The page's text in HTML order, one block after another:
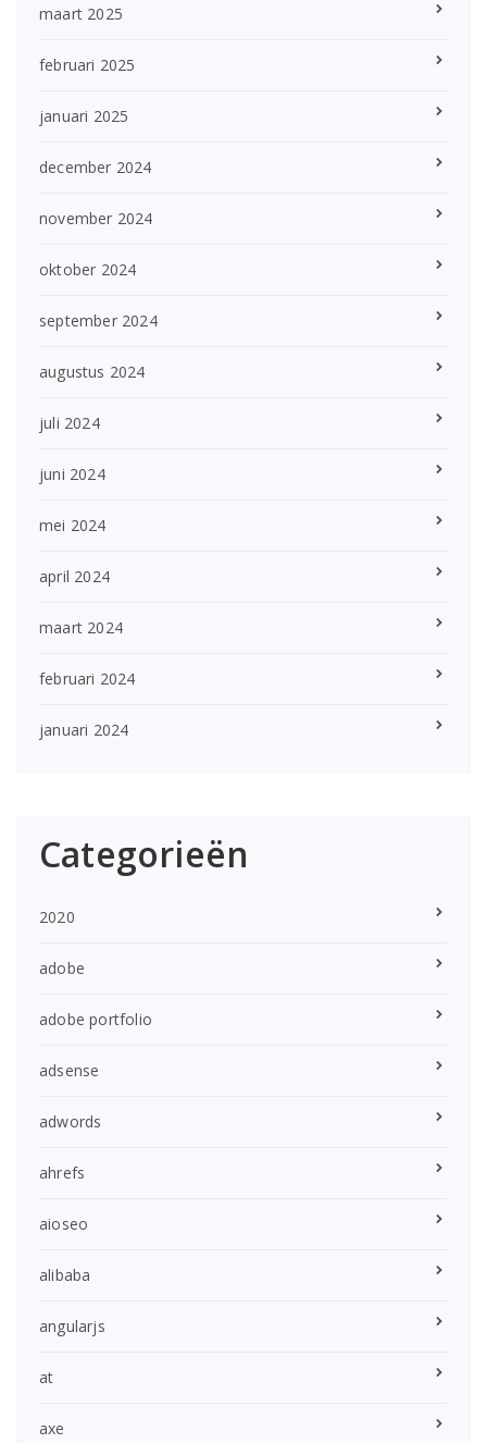
maart 2025
februari 2025
januari 2025
december 2024
november 2024
oktober 2024
september 2024
augustus 2024
juli 2024
juni 2024
mei 2024
april 2024
maart 2024
februari 2024
januari 2024
Categorieën
2020
adobe
adobe portfolio
adsense
adwords
ahrefs
aioseo
alibaba
angularjs
at
axe